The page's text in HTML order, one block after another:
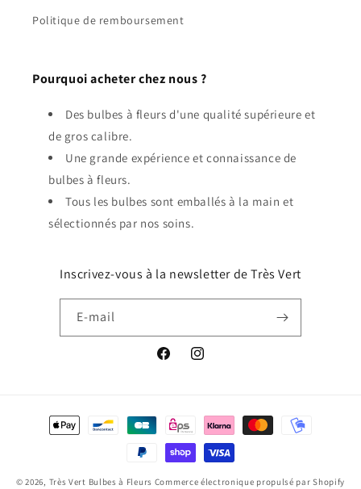
Politique de remboursement
Pourquoi acheter chez nous ?
Des bulbes à fleurs d'une qualité supérieure et
de gros calibre.
Une grande expérience et connaissance de
bulbes à fleurs.
Tous les bulbes sont emballés à la main et
sélectionnés par nos soins.
Inscrivez-vous à la newsletter de Très Vert
E-mail
FacebookInstagram
Moyens
© 2026, Très Vert Bulbes à Fleurs Commerce électronique propulsé par Shopify